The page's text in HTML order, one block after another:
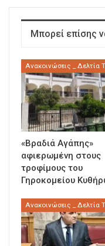
Μπορεί επίσης
Ανακοινώσεις _ Δελτία
«Βραδιά Αγάπης»
αφιερωμένη στους
τροφίμους του
Γηροκομείου
Ανακοινώσεις _ Δελτία